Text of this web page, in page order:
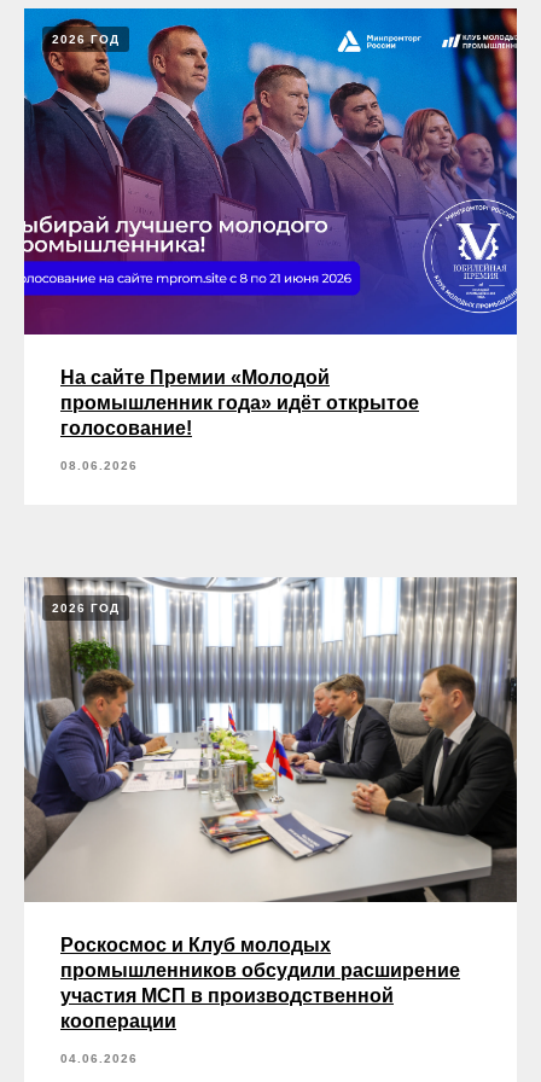
2026 ГОД
На сайте Премии «Молодой
промышленник года» идёт открытое
голосование!
08.06.2026
2026 ГОД
Роскосмос и Клуб молодых
промышленников обсудили расширение
участия МСП в производственной
кооперации
04.06.2026